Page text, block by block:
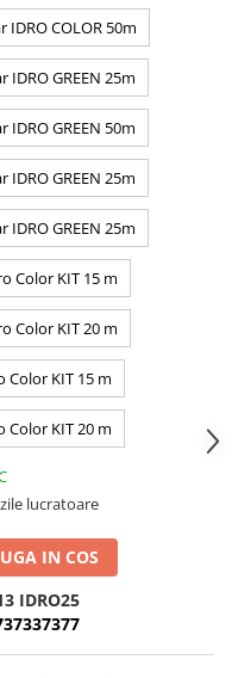
COLOR 50m
GREEN 25m
GREEN 50m
GREEN 25m
GREEN 25m
Color KIT 15 m
Color KIT 20 m
KIT 15 m
KIT 20 m
lucratoare
IN COS
IDRO25